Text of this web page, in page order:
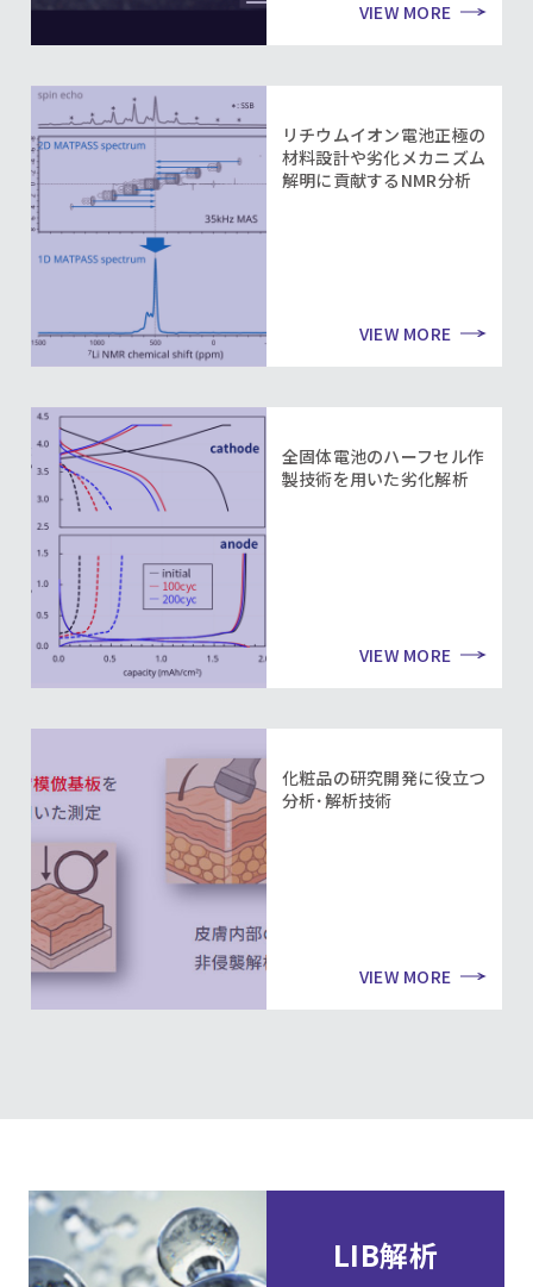
VIEW MORE
リチウムイオン電池正極の
材料設計や劣化メカニズム
解明に貢献するNMR分析
VIEW MORE
全固体電池のハーフセル作
製技術を用いた劣化解析
VIEW MORE
化粧品の研究開発に役立つ
分析･解析技術
VIEW MORE
LIB解析